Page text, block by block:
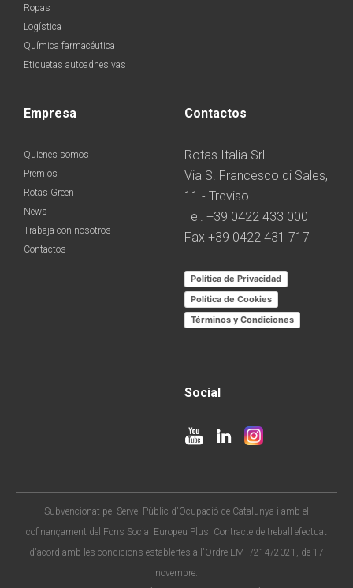
Ropas
Logística
Química farmacéutica
Etiquetas autoadhesivas
Empresa
Quienes somos
Premios
Rotas Green
News
Trabaja con nosotros
Contactos
Contactos
Rotas Italia Srl.
Via S. Francesco di Sales,
11 - Treviso
Tel. +39 0422 433 000
Fax +39 0422 431 717
Política de Privacidad
Política de Cookies
Términos y Condiciones
Social
Subvencionat pel Servei Públic d'Ocupació de Catalunya i amb el
cofinançament del Fons Social Europeu Plus. Contracte de treball efectuat
d'acord amb les condicions establertes a l'Ordre EMT/214/2021, de 17
novembre.